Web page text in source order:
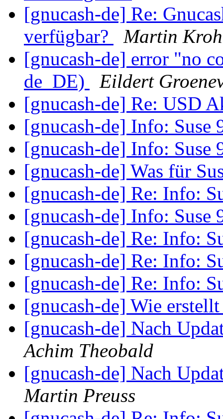
[gnucash-de] Re:
verfügbar?
Martin
[gnucash-de] error "no
de_DE)
Eildert
[gnucash-de] Re: USD
[gnucash-de] Info: Suse
[gnucash-de] Info: Suse
[gnucash-de] Was für
[gnucash-de] Re: Info:
[gnucash-de] Info: Suse
[gnucash-de] Re: Info:
[gnucash-de] Re: Info:
[gnucash-de] Re: Info:
[gnucash-de] Wie
[gnucash-de] Nach
Achim Theobald
[gnucash-de] Nach
Martin Preuss